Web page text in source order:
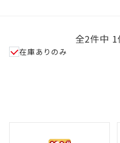
全2件中
在庫ありのみ